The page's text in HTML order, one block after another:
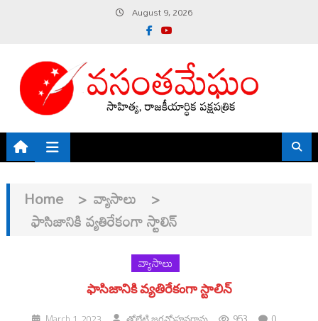
content
August 9, 2026
Home > వ్యాసాలు >
ఫాసిజానికి వ్యతిరేకంగా స్టాలిన్
వ్యాసాలు
ఫాసిజానికి వ్యతిరేకంగా స్టాలిన్